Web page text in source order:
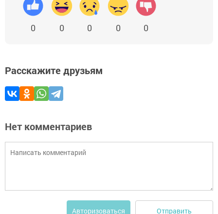
0 0 0 0 0
Расскажите друзьям
Нет комментариев
Авторизоваться Отправить